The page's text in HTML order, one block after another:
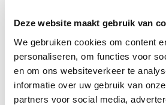
Deze website maakt gebruik van
We gebruiken cookies om content
personaliseren, om functies voor
en om ons websiteverkeer te
informatie over uw gebruik van
partners voor social media,